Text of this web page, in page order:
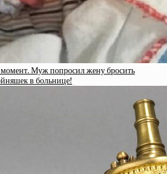
Муж попросил жену бросить
в больнице!